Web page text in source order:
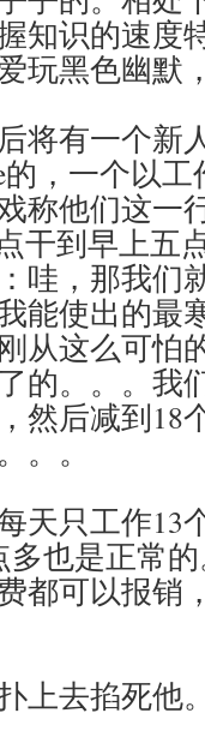
知识的速度
玩黑色幽默
将有一个新
的，一个以
称他们这一
干到早上五
哇，那我们
能使出的最
从这么可怕
的。。。我
然后减到18
。。
天只工作13
也是正常
都可以报销
上去掐死他